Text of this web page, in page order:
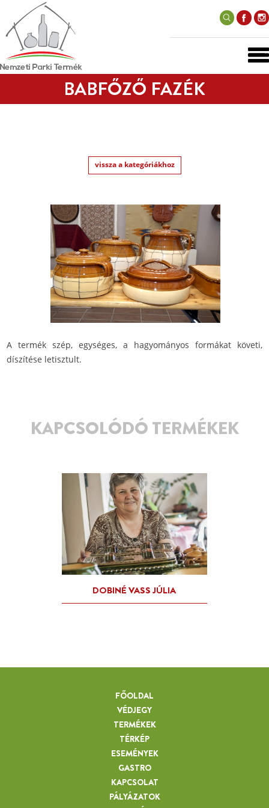
BABFŐZŐ FAZÉK
vissza a kategóriákhoz
A termék szép, egységes, a hagyományos formákat követi,
díszítése letisztult.
KAPCSOLÓDÓ TERMÉKEK
FŐOLDAL
VÉDJEGY
TERMÉKEK
TÉRKÉP
ESEMÉNYEK
GASTRO
KAPCSOLAT
PÁLYÁZATOK